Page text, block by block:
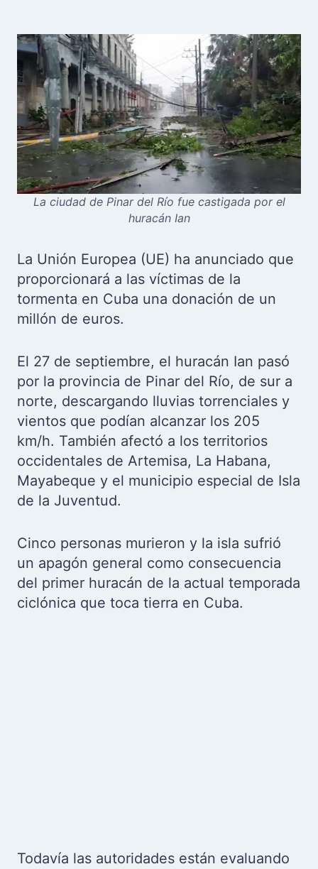
La ciudad de Pinar del Río fue castigada por el
huracán Ian
La Unión Europea (UE) ha anunciado que
proporcionará a las víctimas de la
tormenta en Cuba una donación de un
millón de euros.
El 27 de septiembre, el huracán Ian pasó
por la provincia de Pinar del Río, de sur a
norte, descargando lluvias torrenciales y
vientos que podían alcanzar los 205
km/h. También afectó a los territorios
occidentales de Artemisa, La Habana,
Mayabeque y el municipio especial de Isla
de la Juventud.
Cinco personas murieron y la isla sufrió
un apagón general como consecuencia
del primer huracán de la actual temporada
ciclónica que toca tierra en Cuba.
Todavía las autoridades están evaluando